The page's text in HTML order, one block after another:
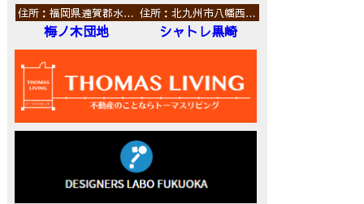
住所：福岡県遠賀郡水…
梅ノ木団地
住所：北九州市八幡西…
シャトレ黒崎